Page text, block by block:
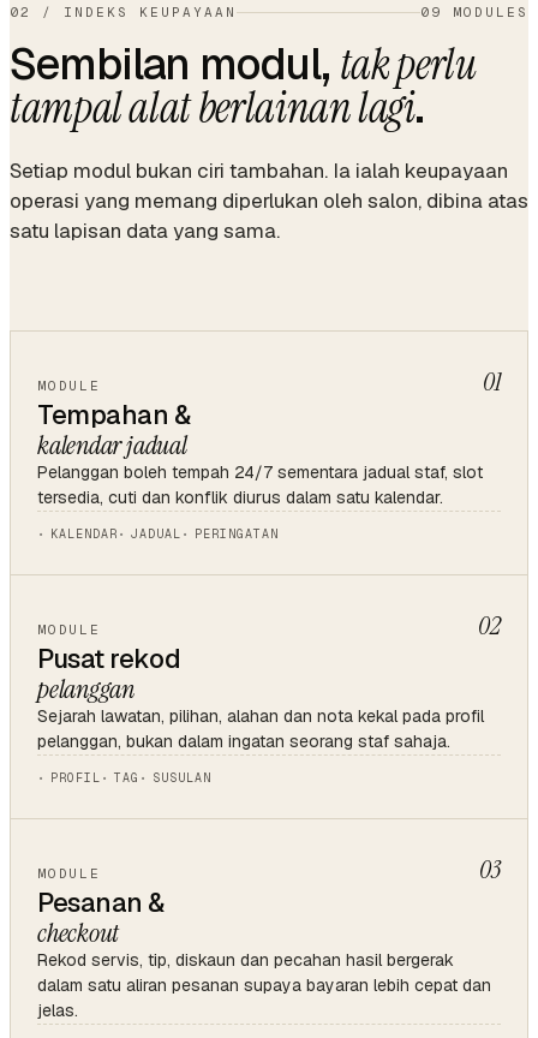
02 / INDEKS KEUPAYAAN 09 MODULES
Sembilan modul, tak perlu
tampal alat berlainan lagi.
Setiap modul bukan ciri tambahan. Ia ialah keupayaan
operasi yang memang diperlukan oleh salon, dibina atas
satu lapisan data yang sama.
MODULE 01
Tempahan &
kalendar jadual
Pelanggan boleh tempah 24/7 sementara jadual staf, slot
tersedia, cuti dan konflik diurus dalam satu kalendar.
KALENDAR JADUAL PERINGATAN
MODULE 02
Pusat rekod
pelanggan
Sejarah lawatan, pilihan, alahan dan nota kekal pada profil
pelanggan, bukan dalam ingatan seorang staf sahaja.
PROFIL TAG SUSULAN
MODULE 03
Pesanan &
checkout
Rekod servis, tip, diskaun dan pecahan hasil bergerak
dalam satu aliran pesanan supaya bayaran lebih cepat dan
jelas.